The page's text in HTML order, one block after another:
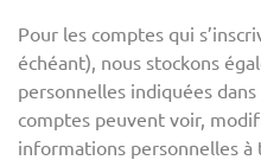
Pour les comptes qui
échéant), nous stockons
personnelles indiquées
comptes peuvent voir,
informations personnelles